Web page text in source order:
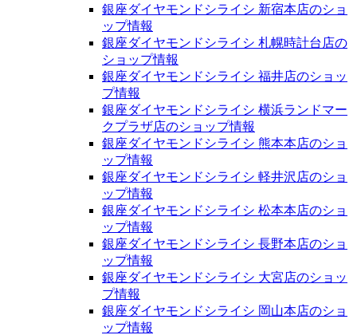
銀座ダイヤモンドシライシ 新宿本店のショ
ップ情報
銀座ダイヤモンドシライシ 札幌時計台店の
ショップ情報
銀座ダイヤモンドシライシ 福井店のショッ
プ情報
銀座ダイヤモンドシライシ 横浜ランドマー
クプラザ店のショップ情報
銀座ダイヤモンドシライシ 熊本本店のショ
ップ情報
銀座ダイヤモンドシライシ 軽井沢店のショ
ップ情報
銀座ダイヤモンドシライシ 松本本店のショ
ップ情報
銀座ダイヤモンドシライシ 長野本店のショ
ップ情報
銀座ダイヤモンドシライシ 大宮店のショッ
プ情報
銀座ダイヤモンドシライシ 岡山本店のショ
ップ情報